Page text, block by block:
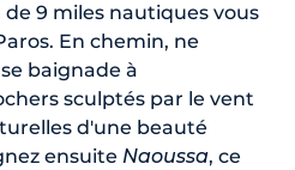
9 miles nautiques vous
En chemin, ne
baignade à
sculptés par le vent
d'une beauté
ensuite Naoussa, ce